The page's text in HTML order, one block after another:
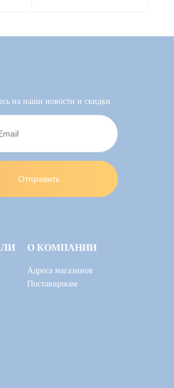
на наши новости и скидки
О КОМПАНИИ
Адреса магазинов
Поставщикам